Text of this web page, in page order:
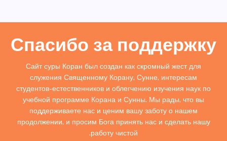
Спасибо за поддержку
Сайт суры Коран был создан как скромный жест для
служения Священному Корану, Сунне, интересам
студентов-естественников и облегчению изучения наук по
учебной программе Корана и Сунны. Мы рады, что вы
поддерживаете нас и ценим вашу заботу о нашем
продолжении, и просим Бога принять нас и сделать нашу
работу чистой.